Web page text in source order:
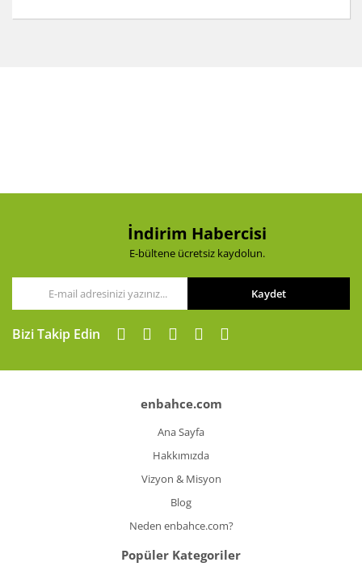
Ürün fiyatı diğer sitelerden daha pahalı.
Gönder
İndirim Habercisi
E-bültene ücretsiz kaydolun.
Kaydet
Bizi Takip Edin
enbahce.com
Ana Sayfa
Hakkımızda
Vizyon & Misyon
Blog
Neden enbahce.com?
Popüler Kategoriler